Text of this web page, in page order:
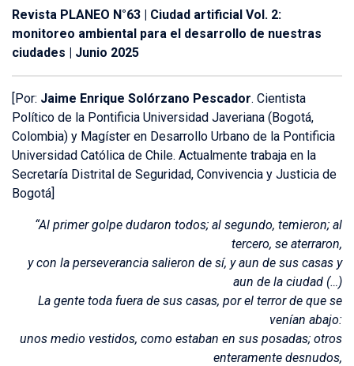
Revista PLANEO N°63 | Ciudad artificial Vol. 2:
monitoreo ambiental para el desarrollo de nuestras
ciudades | Junio 2025
[Por: Jaime Enrique Solórzano Pescador. Cientista
Político de la Pontificia Universidad Javeriana (Bogotá,
Colombia) y Magíster en Desarrollo Urbano de la Pontificia
Universidad Católica de Chile. Actualmente trabaja en la
Secretaría Distrital de Seguridad, Convivencia y Justicia de
Bogotá]
“Al primer golpe dudaron todos; al segundo, temieron; al
tercero, se aterraron,
y con la perseverancia salieron de sí, y aun de sus casas y
aun de la ciudad (…)
La gente toda fuera de sus casas, por el terror de que se
venían abajo:
unos medio vestidos, como estaban en sus posadas; otros
enteramente desnudos,